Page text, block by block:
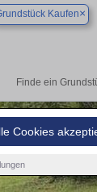
Cookies
Kaufen×
Finde ein